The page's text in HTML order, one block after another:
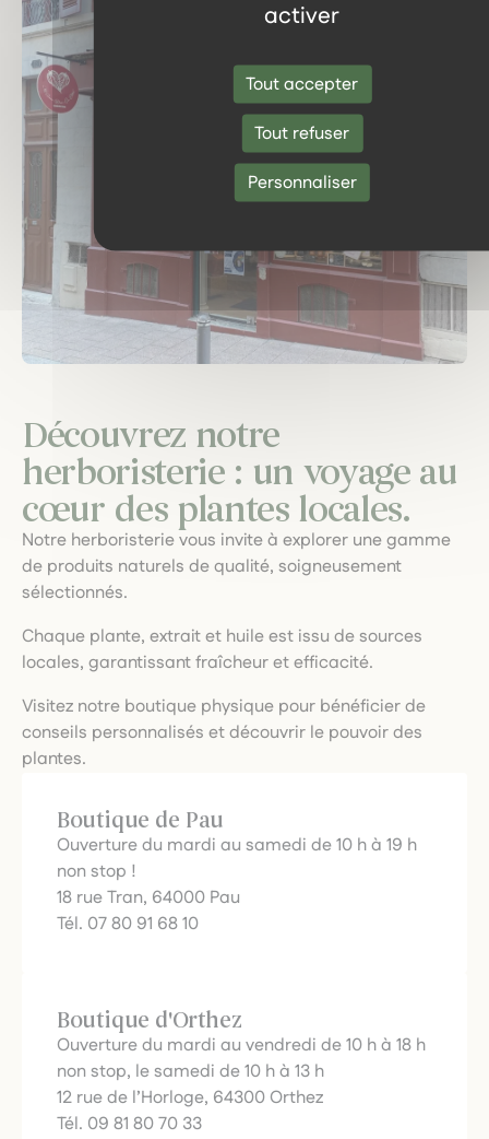
activer
Tout accepter
Tout refuser
Personnaliser
Découvrez notre
herboristerie : un voyage au
cœur des plantes locales.
Notre herboristerie vous invite à explorer une gamme
de produits naturels de qualité, soigneusement
sélectionnés.
Chaque plante, extrait et huile est issu de sources
locales, garantissant fraîcheur et efficacité.
Visitez notre boutique physique pour bénéficier de
conseils personnalisés et découvrir le pouvoir des
plantes.
Boutique de Pau
Ouverture du mardi au samedi de 10 h à 19 h
non stop !
18 rue Tran, 64000 Pau
Tél. 07 80 91 68 10
Boutique d'Orthez
Ouverture du mardi au vendredi de 10 h à 18 h
non stop, le samedi de 10 h à 13 h
12 rue de l’Horloge, 64300 Orthez
Tél. 09 81 80 70 33